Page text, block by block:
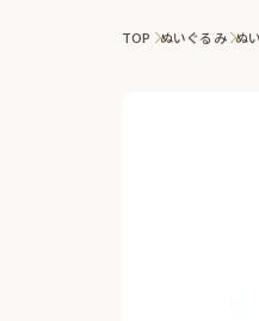
TOP ぬいぐるみ ぬ